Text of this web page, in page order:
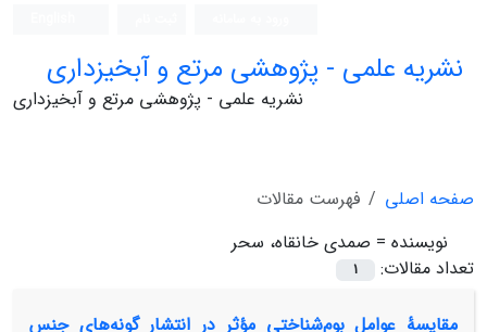
نشریه علمی - پژوهشی مرتع و آبخیزداری
نشریه علمی - پژوهشی مرتع و آبخیزداری
صفحه اصلی
فهرست مقالات
نویسنده = صمدی خانقاه، سحر
تعداد مقالات:
1
مقایسۀ عوامل بوم‌شناختی مؤثر در انتشار گونه‌های جنس